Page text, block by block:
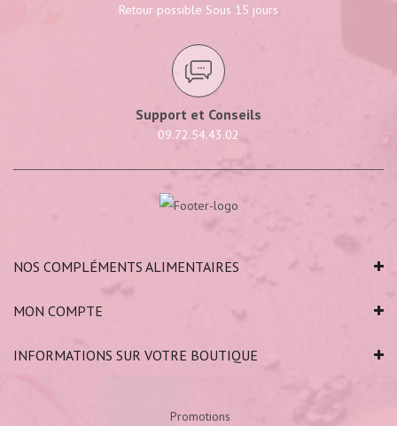
Retour possible Sous 15 jours
Support et Conseils
09.72.54.43.02
NOS COMPLÉMENTS ALIMENTAIRES
MON COMPTE
INFORMATIONS SUR VOTRE BOUTIQUE
Promotions